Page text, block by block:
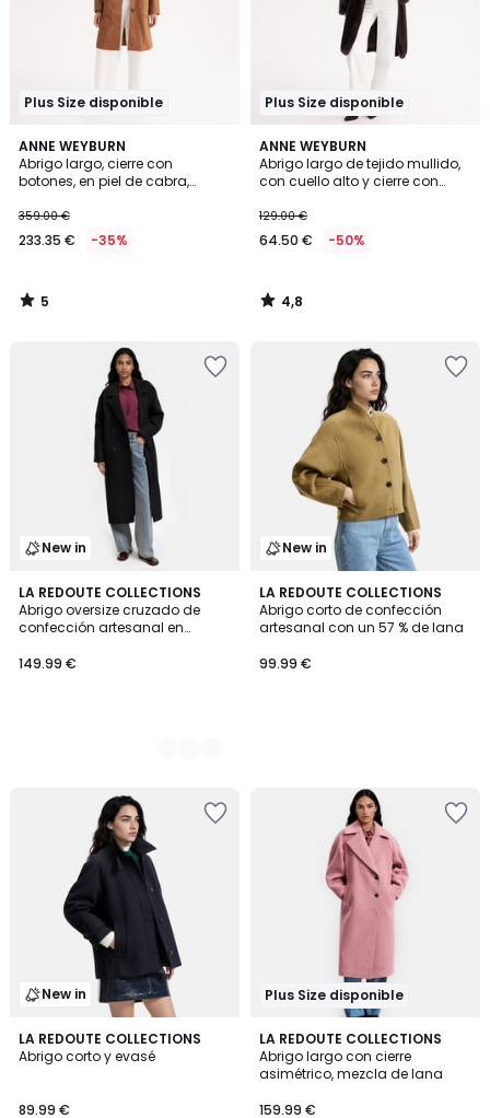
Plus Size disponible
ANNE WEYBURN
Abrigo largo, cierre con
botones, en piel de cabra,
359.00 €
233.35 € -35%
5
/
5
5
/
Plus Size disponible
ANNE WEYBURN
Abrigo largo de tejido mullido,
con cuello alto y cierre con
129.00 €
64.50 € -50%
4,8
/ 5
4,8
/
New in
LA REDOUTE COLLECTIONS
Abrigo oversize cruzado de
confección artesanal en
149.99 €
4
Colores
New in
LA REDOUTE COLLECTIONS
Abrigo corto de confección
artesanal con un 57 % de lana
99.99 €
New in
LA REDOUTE COLLECTIONS
Abrigo corto y evasé
89.99 €
2
Colores
Plus Size disponible
LA REDOUTE COLLECTIONS
Abrigo largo con cierre
asimétrico, mezcla de lana
159.99 €
4,5
/ 5
2
Colores